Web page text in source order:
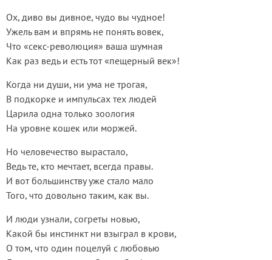
Ох, диво вы дивное, чудо вы чудное!
Ужель вам и впрямь не понять вовек,
Что «секс-революция» ваша шумная
Как раз ведь и есть тот «пещерный век»!
Когда ни души, ни ума не трогая,
В подкорке и импульсах тех людей
Царила одна только зоология
На уровне кошек или моржей.
Но человечество вырастало,
Ведь те, кто мечтает, всегда правы.
И вот большинству уже стало мало
Того, что довольно таким, как вы.
И люди узнали, согреты новью,
Какой бы инстинкт ни взыграл в крови,
О том, что один поцелуй с любовью